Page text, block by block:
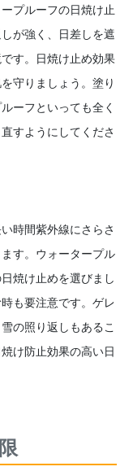
プルーフの日焼け止
が強く、日差しを遮
す。日焼け止め効果
守りましょう。塗り
ーフといっても全く
すようにしてくださ
時間紫外線にさらさ
す。ウォータープル
焼け止めを選びまし
も要注意です。ゲレ
の照り返しもあるこ
け防止効果の高い日